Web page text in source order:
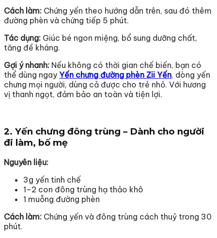
Cách làm: Chứng yến theo hướng dẫn trên, sau đó thêm
đường phèn và chứng tiếp 5 phút.
Tác dụng: Giúc bé ngon miệng, bổ sung dưỡng chất,
tăng đề kháng.
Gợi ý nhanh: Nếu không có thời gian chế biến, bạn có
thể dùng ngay Yến chưng đường phèn Zii Yến, dòng yến
chưng mọi người, dùng cả được cho trẻ nhỏ. Với hương
vị thanh ngọt, đảm bảo an toàn và tiện lợi.
2. Yến chưng đông trùng – Dành cho người
đi làm, bố mẹ
Nguyên liệu:
3g yến tinh chế
1–2 con đông trùng hạ thảo khô
1 muỗng đường phèn
Cách làm: Chứng yến và đông trùng cách thuỷ trong 30
phút.